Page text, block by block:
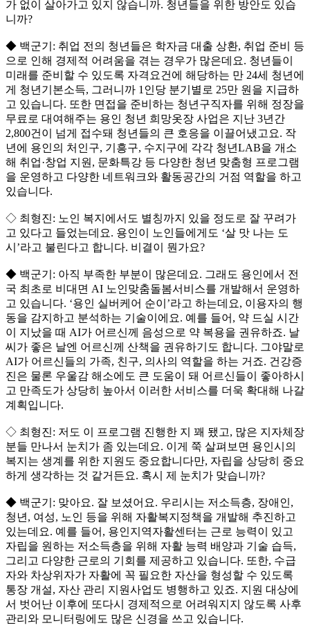
가 없이 살아가고 있지 않습니까. 청년들을 위한 방안도 있습
니까?
◆ 백군기: 취업 전의 청년들은 학자금 대출 상환, 취업 준비 등
으로 인해 경제적 어려움을 겪는 경우가 많은데요. 청년들이
미래를 준비할 수 있도록 자격요건에 해당하는 만 24세 청년에
게 청년기본소득, 그러니까 1인당 분기별로 25만 원을 지급하
고 있습니다. 또한 면접을 준비하는 청년구직자를 위해 정장을
무료로 대여해주는 용인 청년 희망옷장 사업은 지난 3년간
2,800건이 넘게 접수돼 청년들의 큰 호응을 이끌어냈고요. 작
년에 용인의 처인구, 기흥구, 수지구에 각각 청년LAB을 개소
해 취업·창업 지원, 문화특강 등 다양한 청년 맞춤형 프로그램
을 운영하고 다양한 네트워크와 활동공간의 거점 역할을 하고
있습니다.
◇ 최형진: 노인 복지에서도 별칭까지 있을 정도로 잘 꾸려가
고 있다고 들었는데요. 용인이 노인들에게도 ‘살 맛 나는 도
시’라고 불린다고 합니다. 비결이 뭔가요?
◆ 백군기: 아직 부족한 부분이 많은데요. 그래도 용인에서 전
국 최초로 비대면 AI 노인맞춤돌봄서비스를 개발해서 운영하
고 있습니다. ‘용인 실버케어 순이’라고 하는데요, 이용자의 행
동을 감지하고 분석하는 기술이에요. 예를 들어, 약 드실 시간
이 지났을 때 AI가 어르신께 음성으로 약 복용을 권유하죠. 날
씨가 좋은 날엔 어르신께 산책을 권유하기도 합니다. 그야말로
AI가 어르신들의 가족, 친구, 의사의 역할을 하는 거죠. 건강증
진은 물론 우울감 해소에도 큰 도움이 돼 어르신들이 좋아하시
고 만족도가 상당히 높아서 이러한 서비스를 더욱 확대해 나갈
계획입니다.
◇ 최형진: 저도 이 프로그램 진행한 지 꽤 됐고, 많은 지자체장
분들 만나서 눈치가 좀 있는데요. 이게 쭉 살펴보면 용인시의
복지는 생계를 위한 지원도 중요합니다만, 자립을 상당히 중요
하게 생각하는 것 같거든요. 혹시 제 눈치가 맞습니까?
◆ 백군기: 맞아요. 잘 보셨어요. 우리시는 저소득층, 장애인,
청년, 여성, 노인 등을 위해 자활복지정책을 개발해 추진하고
있는데요. 예를 들어, 용인지역자활센터는 근로 능력이 있고
자립을 원하는 저소득층을 위해 자활 능력 배양과 기술 습득,
그리고 다양한 근로의 기회를 제공하고 있습니다. 또한, 수급
자와 차상위자가 자활에 꼭 필요한 자산을 형성할 수 있도록
통장 개설, 자산 관리 지원사업도 병행하고 있죠. 지원 대상에
서 벗어난 이후에 또다시 경제적으로 어려워지지 않도록 사후
관리와 모니터링에도 많은 신경을 쓰고 있습니다.